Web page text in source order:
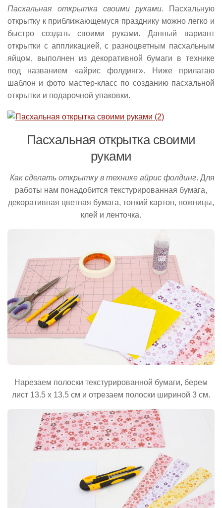
Пасхальная открытка своими руками. Пасхальную
открытку к приближающемуся празднику можно легко и
быстро создать своими руками. Данный вариант
открытки с аппликацией, с разноцветным пасхальным
яйцом, выполнен из декоративной бумаги в технике
под названием «айрис фолдинг». Ниже прилагаю
шаблон и фото мастер-класс по созданию пасхальной
открытки и подарочной упаковки.
Пасхальная открытка своими
руками
Как сделать открытку в технике айрис фолдинг. Для
работы нам понадобится текстурированная бумага,
декоративная цветная бумага, тонкий картон, ножницы,
клей и ленточка.
Нарезаем полоски текстурированной бумаги, берем
лист 13.5 х 13.5 см и отрезаем полоски шириной 3 см.